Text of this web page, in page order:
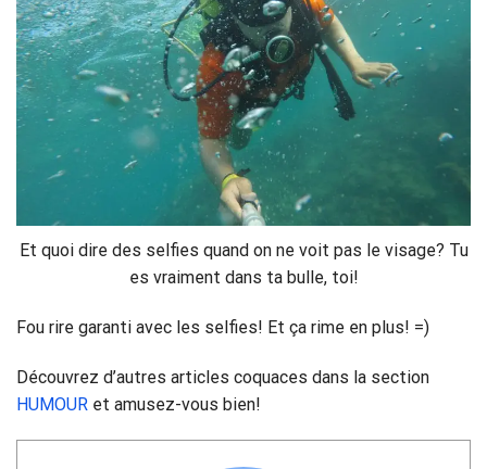
Et quoi dire des selfies quand on ne voit pas le visage? Tu
es vraiment dans ta bulle, toi!
Fou rire garanti avec les selfies! Et ça rime en plus! =)
Découvrez d’autres articles coquaces dans la section
HUMOUR et amusez-vous bien!